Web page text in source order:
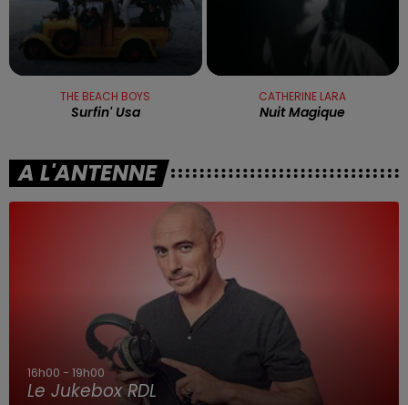
THE BEACH BOYS
Surfin' Usa
CATHERINE LARA
Nuit Magique
A L'ANTENNE
16h00 - 19h00
Le Jukebox RDL